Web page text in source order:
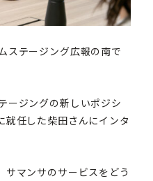
ステージング広報の南で
ージングの新しいポジシ
就任した柴田さんにインタ
サマンサのサービスをどう